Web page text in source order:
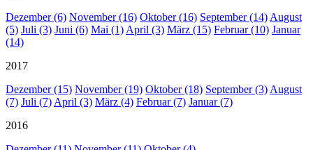
Dezember (6) November (16) Oktober (16) September (14) August
(5) Juli (3) Juni (6) Mai (1) April (3) März (15) Februar (10) Januar
(14)
2017
Dezember (15) November (19) Oktober (18) September (3) August
(7) Juli (7) April (3) März (4) Februar (7) Januar (7)
2016